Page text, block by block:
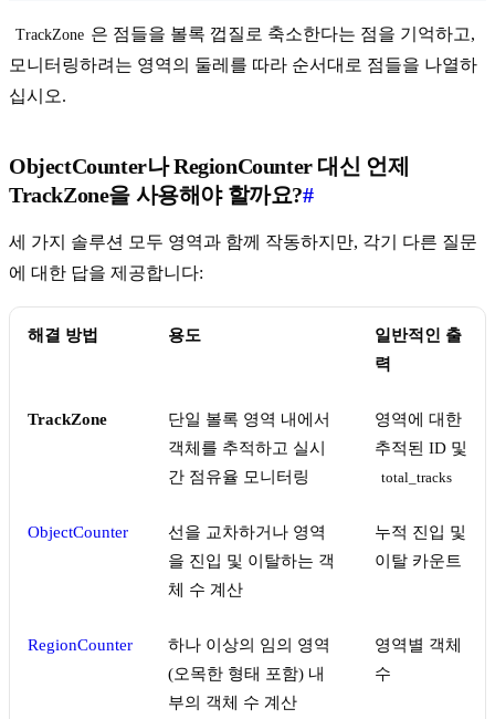
TrackZone 은 점들을 볼록 껍질로 축소한다는 점을 기억하고,
모니터링하려는 영역의 둘레를 따라 순서대로 점들을 나열하
십시오.
ObjectCounter나 RegionCounter 대신 언제
TrackZone을 사용해야 할까요?#
세 가지 솔루션 모두 영역과 함께 작동하지만, 각기 다른 질문
에 대한 답을 제공합니다:
해결 방법 용도
일반적인 출
력
TrackZone
단일 볼록 영역 내에서
객체를 추적하고 실시
간 점유율 모니터링
영역에 대한
추적된 ID 및
total_tracks
ObjectCounter
선을 교차하거나 영역
을 진입 및 이탈하는 객
체 수 계산
누적 진입 및
이탈 카운트
RegionCounter
하나 이상의 임의 영역
(오목한 형태 포함) 내
부의 객체 수 계산
영역별 객체
수